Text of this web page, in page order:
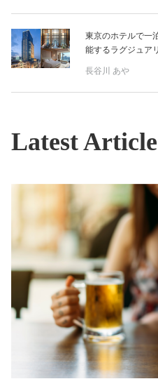
東京のホテルで一
能するラグジュア
長谷川 あや
Latest Article